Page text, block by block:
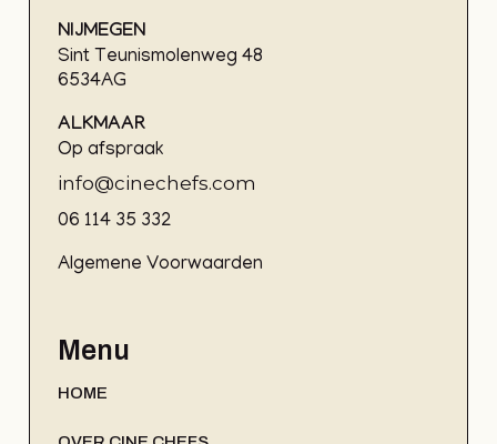
NIJMEGEN
Sint Teunismolenweg 48
6534AG
ALKMAAR
Op afspraak
info@cinechefs.com
06 114 35 332
Algemene Voorwaarden
Menu
HOME